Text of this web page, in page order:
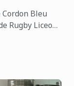
Cordon Bleu
Rugby Liceo